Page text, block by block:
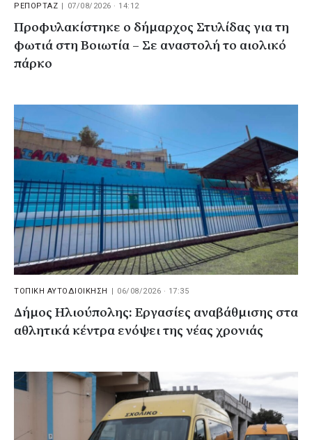
ΡΕΠΟΡΤΑΖ | 07/08/2026 · 14:12
Προφυλακίστηκε ο δήμαρχος Στυλίδας για τη
φωτιά στη Βοιωτία – Σε αναστολή το αιολικό
πάρκο
ΤΟΠΙΚΗ ΑΥΤΟΔΙΟΙΚΗΣΗ | 06/08/2026 · 17:35
Δήμος Ηλιούπολης: Εργασίες αναβάθμισης στα
αθλητικά κέντρα ενόψει της νέας χρονιάς